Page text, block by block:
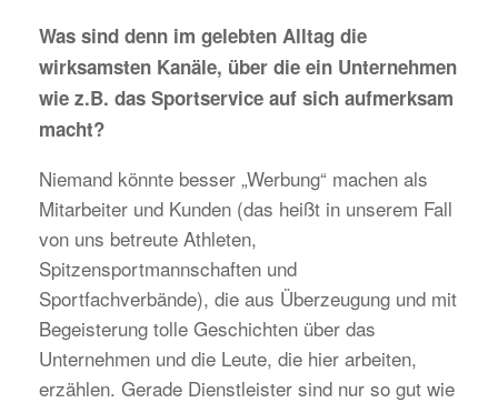
Was sind denn im gelebten Alltag die
wirksamsten Kanäle, über die ein Unternehmen
wie z.B. das Sportservice auf sich aufmerksam
macht?
Niemand könnte besser „Werbung“ machen als
Mitarbeiter und Kunden (das heißt in unserem Fall
von uns betreute Athleten,
Spitzensportmannschaften und
Sportfachverbände), die aus Überzeugung und mit
Begeisterung tolle Geschichten über das
Unternehmen und die Leute, die hier arbeiten,
erzählen. Gerade Dienstleister sind nur so gut wie